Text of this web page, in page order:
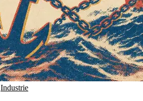
Industrie